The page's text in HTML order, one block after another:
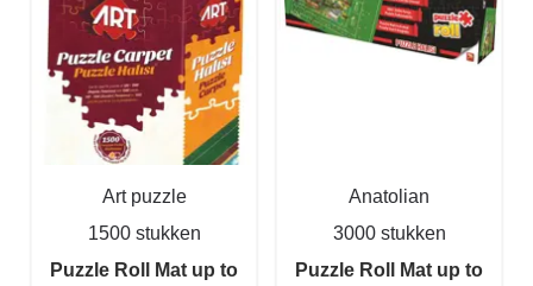
Art puzzle
1500 stukken
Puzzle Roll Mat up to
Anatolian
3000 stukken
Puzzle Roll Mat up to